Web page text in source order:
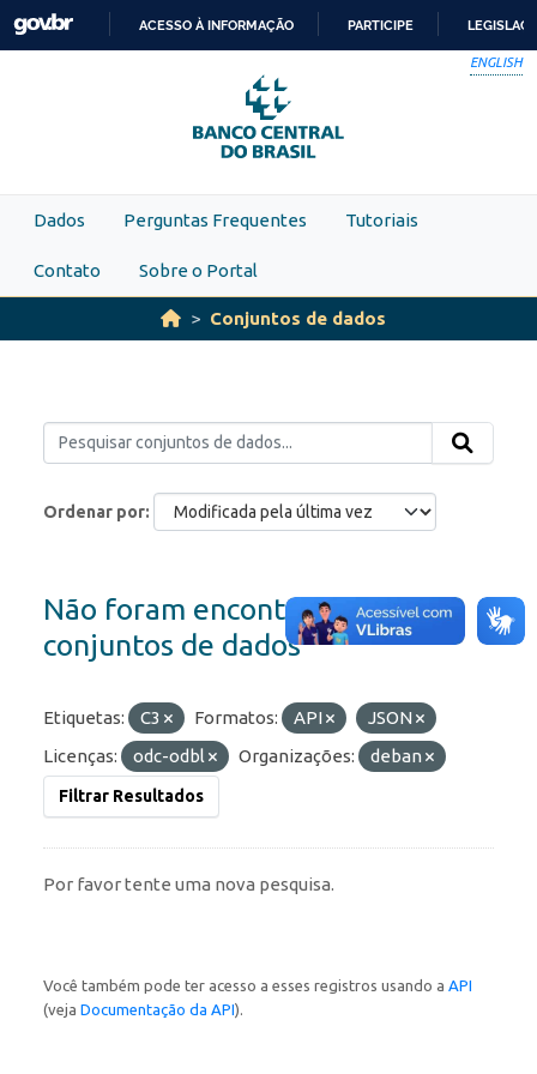
Skip to main content
PARA
O
CONTEÚDO
ACESSO À INFORMAÇÃO PARTICIPE
ENGLISH
Dados Perguntas Frequentes Tutoriais
Contato Sobre o Portal
Conjuntos de dados
Ordenar por
Não foram encontrados
conjuntos de dados
Etiquetas: C3 Formatos: API
JSON
Licenças:
odc-odbl Organizações: deban
Filtrar Resultados
Por favor tente uma nova pesquisa.
Você também pode ter acesso a esses registros usando a API
(veja Documentação da API).